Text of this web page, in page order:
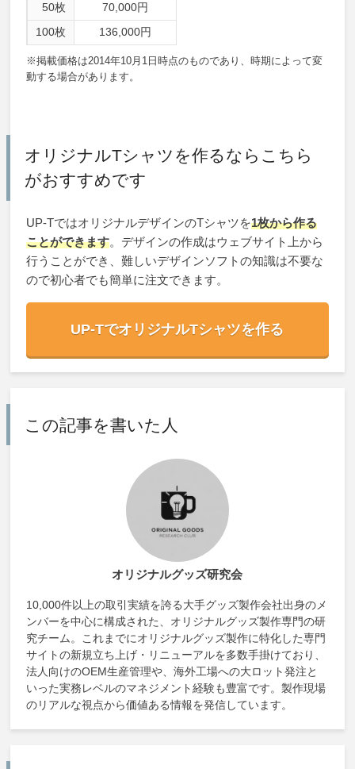
50枚 70,000円
100枚 136,000円
※掲載価格は2014年10月1日時点のものであり、時期によって変
動する場合があります。
オリジナルTシャツを作るならこちら
がおすすめです
UP-TではオリジナルデザインのTシャツを1枚から作る
ことができます。デザインの作成はウェブサイト上から
行うことができ、難しいデザインソフトの知識は不要な
ので初心者でも簡単に注文できます。
UP-TでオリジナルTシャツを作る
この記事を書いた人
オリジナルグッズ研究会
10,000件以上の取引実績を誇る大手グッズ製作会社出身のメ
ンバーを中心に構成された、オリジナルグッズ製作専門の研
究チーム。これまでにオリジナルグッズ製作に特化した専門
サイトの新規立ち上げ・リニューアルを多数手掛けており、
法人向けのOEM生産管理や、海外工場への大ロット発注と
いった実務レベルのマネジメント経験も豊富です。製作現場
のリアルな視点から価値ある情報を発信しています。